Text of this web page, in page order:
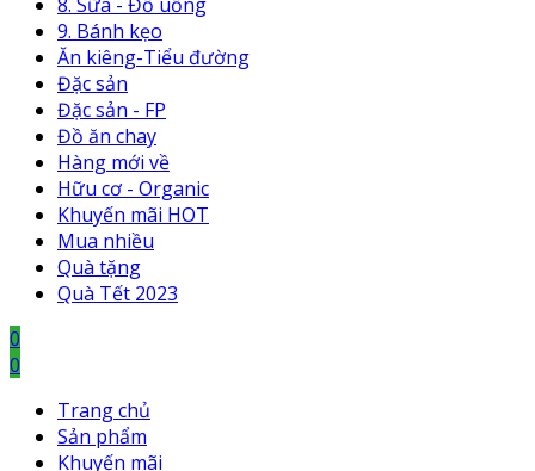
9. Bánh kẹo
Ăn kiêng-Tiểu đường
Đặc sản
Đặc sản - FP
Đồ ăn chay
Hàng mới về
Hữu cơ - Organic
Khuyến mãi HOT
Mua nhiều
Quà tặng
Quà Tết 2023
0
0
Trang chủ
Sản phẩm
Khuyến mãi